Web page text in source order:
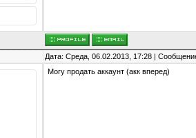
Дата: Среда, 06.02.2013, 17:28 |
Могу продать аккаунт (акк вперед)